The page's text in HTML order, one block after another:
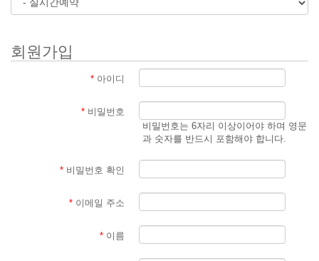
회원가입
* 아이디
* 비밀번호
비밀번호는 6자리 이상이어야 하며 영문
과 숫자를 반드시 포함해야 합니다.
* 비밀번호 확인
* 이메일 주소
* 이름